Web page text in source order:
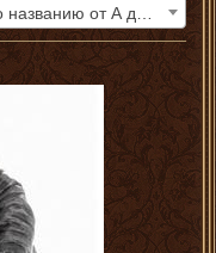
По названию от А до Я